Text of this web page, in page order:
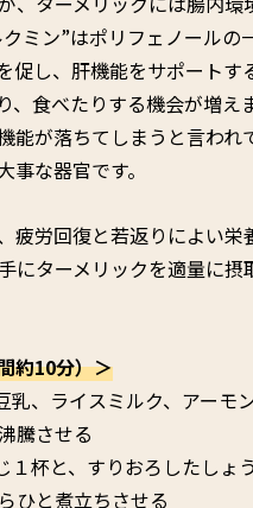
ミン”はポリフェノールの
し、肝機能をサポートす
、食べたりする機会が増え
能が落ちてしまうと言われ
な器官です。
労回復と若返りによい栄
にターメリックを適量に摂
約10分）＞
、ライスミルク、アーモ
騰させる
杯と、すりおろしたしょ
ひと煮立ちさせる